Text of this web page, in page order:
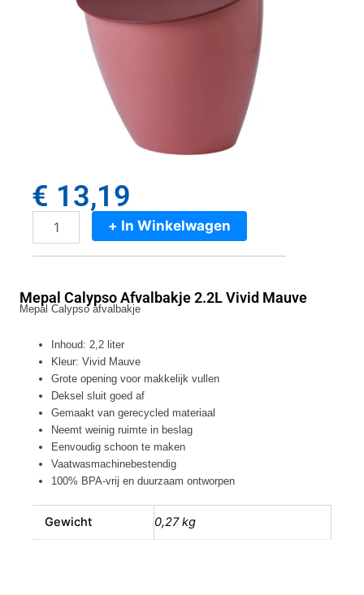
€ 13,19
Mepal
Vivid
Mauve
+ In Winkelwagen
Mepal Calypso Afvalbakje 2.2L Vivid Mauve
Mepal Calypso afvalbakje
Inhoud: 2,2 liter
Kleur: Vivid Mauve
Grote opening voor makkelijk vullen
Deksel sluit goed af
Gemaakt van gerecycled materiaal
Neemt weinig ruimte in beslag
Eenvoudig schoon te maken
Vaatwasmachinebestendig
100% BPA-vrij en duurzaam ontworpen
Gewicht 0,27 kg